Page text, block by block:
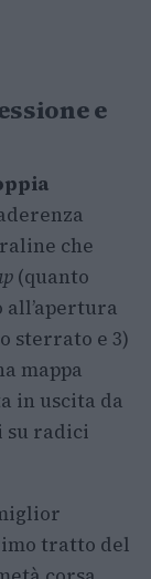
e
che
(quanto
sterrato e 3)
mappa
in uscita da
su radici
tratto del